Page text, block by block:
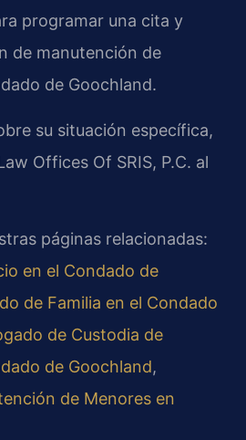
programar una cita y
de manutención de
de Goochland.
su situación específica,
Offices Of SRIS, P.C. al
páginas relacionadas:
en el Condado de
de Familia en el Condado
de Custodia de
de Goochland,
de Menores en